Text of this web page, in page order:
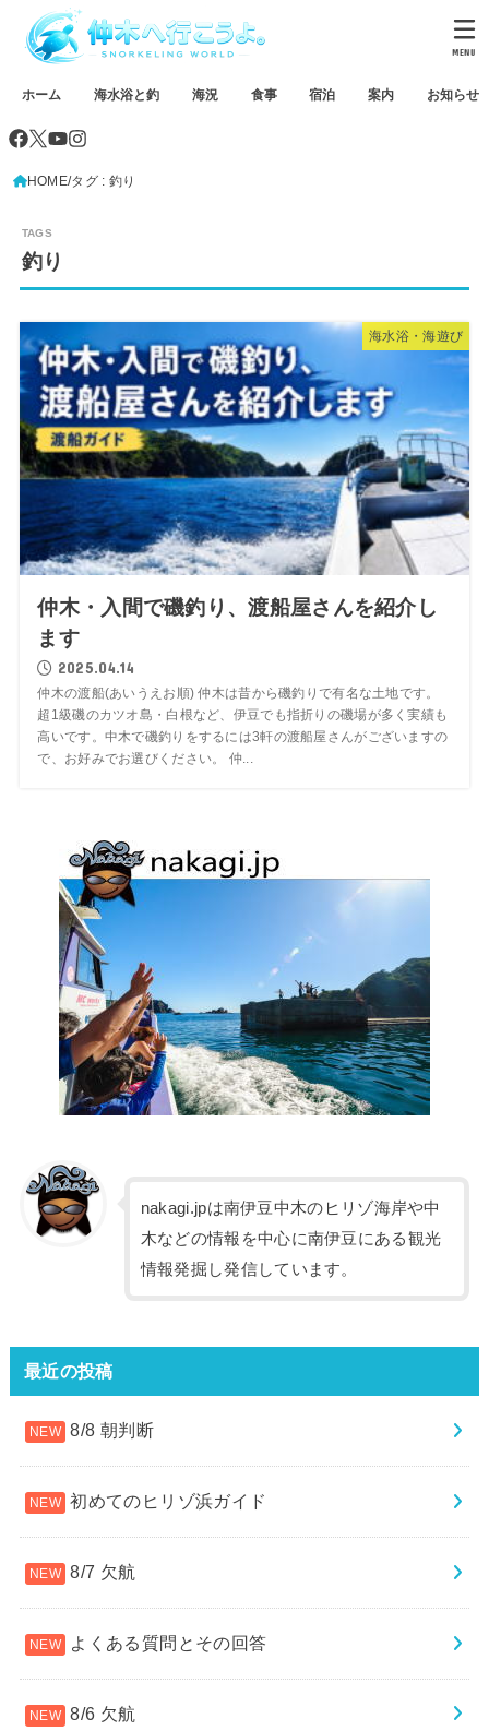
ホーム 海水浴と釣 海況 食事 宿泊 案内 お知らせ
MENU
HOME タグ : 釣り
釣り
海水浴・海遊び
仲木・入間で磯釣り、渡船屋さんを紹介し
ます
2025.04.14
仲木の渡船(あいうえお順) 仲木は昔から磯釣りで有名な土地です。
超1級磯のカツオ島・白根など、伊豆でも指折りの磯場が多く実績も
高いです。中木で磯釣りをするには3軒の渡船屋さんがございますの
で、お好みでお選びください。 仲...
nakagi.jpは南伊豆中木のヒリゾ海岸や中
木などの情報を中心に南伊豆にある観光
情報発掘し発信しています。
最近の投稿
8/8 朝判断
初めてのヒリゾ浜ガイド
8/7 欠航
よくある質問とその回答
8/6 欠航